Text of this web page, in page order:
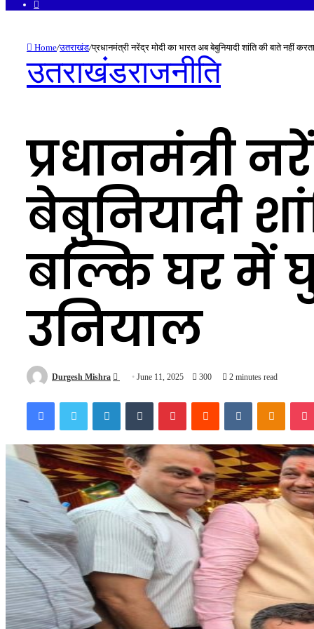
Home/उतराखंड/प्रधानमंत्री नरेंद्र मोदी का भारत अब बेबुनियादी शांति की बाते नहीं
उतराखंडराजनीति
प्रधानमंत्री
बेबुनियादी
बल्कि घर में
उनियाल
Durgesh Mishra
Send June 11, 2025 300 2 minutes read
FacebookTwitter LinkedInTumblr PinterestReddit VKontakte